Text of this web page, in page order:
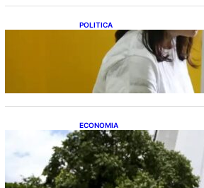
POLITICA
Justiça Eleitoral prevê
bilhões para 2027;
PLOA
ECONOMIA
Receita Federal: novo
reforma tributária
Simples Nacional